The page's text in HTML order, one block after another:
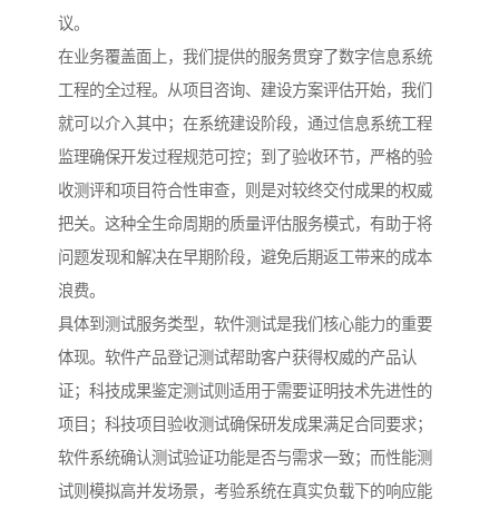
议。
在业务覆盖面上，我们提供的服务贯穿了数字信息系统
工程的全过程。从项目咨询、建设方案评估开始，我们
就可以介入其中；在系统建设阶段，通过信息系统工程
监理确保开发过程规范可控；到了验收环节，严格的验
收测评和项目符合性审查，则是对较终交付成果的权威
把关。这种全生命周期的质量评估服务模式，有助于将
问题发现和解决在早期阶段，避免后期返工带来的成本
浪费。
具体到测试服务类型，软件测试是我们核心能力的重要
体现。软件产品登记测试帮助客户获得权威的产品认
证；科技成果鉴定测试则适用于需要证明技术先进性的
项目；科技项目验收测试确保研发成果满足合同要求；
软件系统确认测试验证功能是否与需求一致；而性能测
试则模拟高并发场景，考验系统在真实负载下的响应能